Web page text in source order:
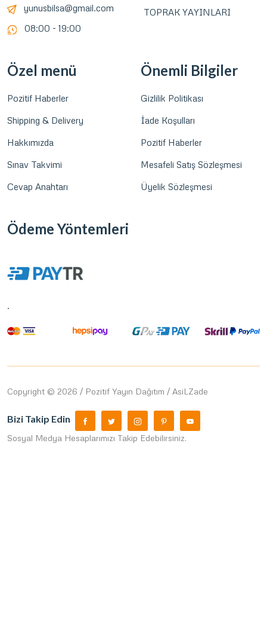
yunusbilsa@gmail.com
08:00 - 19:00
TOPRAK YAYINLARI
Özel menü
Pozitif Haberler
Shipping & Delivery
Hakkımızda
Sınav Takvimi
Cevap Anahtarı
Önemli Bilgiler
Gizlilik Politikası
İade Koşulları
Pozitif Haberler
Mesafeli Satış Sözleşmesi
Üyelik Sözleşmesi
Ödeme Yöntemleri
.
Copyright © 2026 / Pozitif Yayın Dağıtım / AsiLZade
Bizi Takip Edin
Sosyal Medya Hesaplarımızı Takip Edebilirsiniz.